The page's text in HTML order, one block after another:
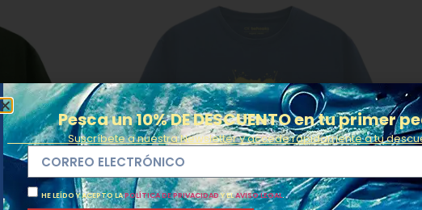
Pesca un 10% DE DESCUENTO en tu primer
Suscríbete a nuestra Newsletter y accede rápidamente a tu
HE LEÍDO Y ACEPTO LAPOLÍTICA DE PRIVACIDADY ELAVISO LEGAL.